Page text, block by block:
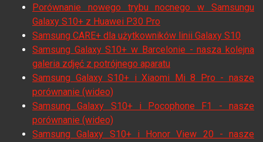
Porównanie nowego trybu nocnego w Samsungu
Galaxy S10+ z Huawei P30 Pro
Samsung CARE+ dla użytkowników linii Galaxy S10
Samsung Galaxy S10+ w Barcelonie - nasza kolejna
galeria zdjęć z potrójnego aparatu
Samsung Galaxy S10+ i Xiaomi Mi 8 Pro - nasze
porównanie (wideo)
Samsung Galaxy S10+ i Pocophone F1 - nasze
porównanie (wideo)
Samsung Galaxy S10+ i Honor View 20 - nasze